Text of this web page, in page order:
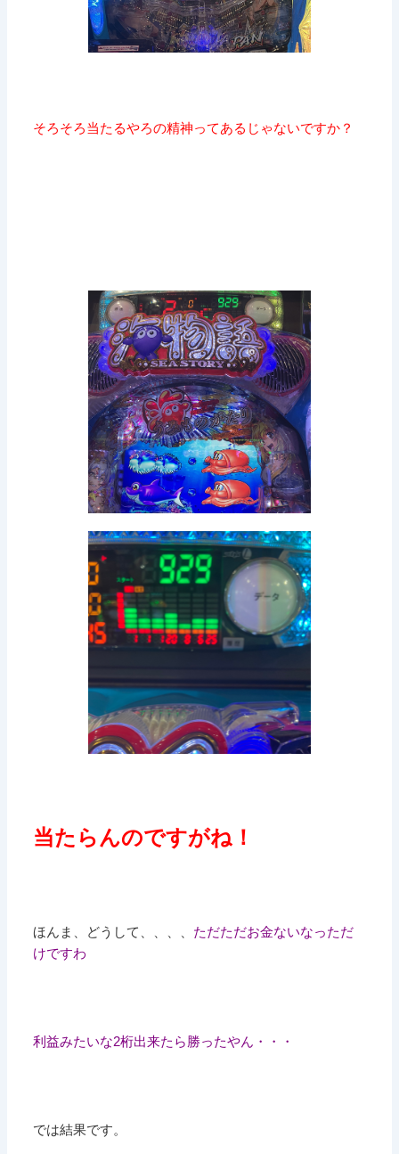
そろそろ当たるやろの精神ってあるじゃないですか？
当たらんのですがね！
ほんま、どうして、、、、 ただただお金ないなっただ
けですわ
利益みたいな2桁出来たら勝ったやん・・・
では結果です。